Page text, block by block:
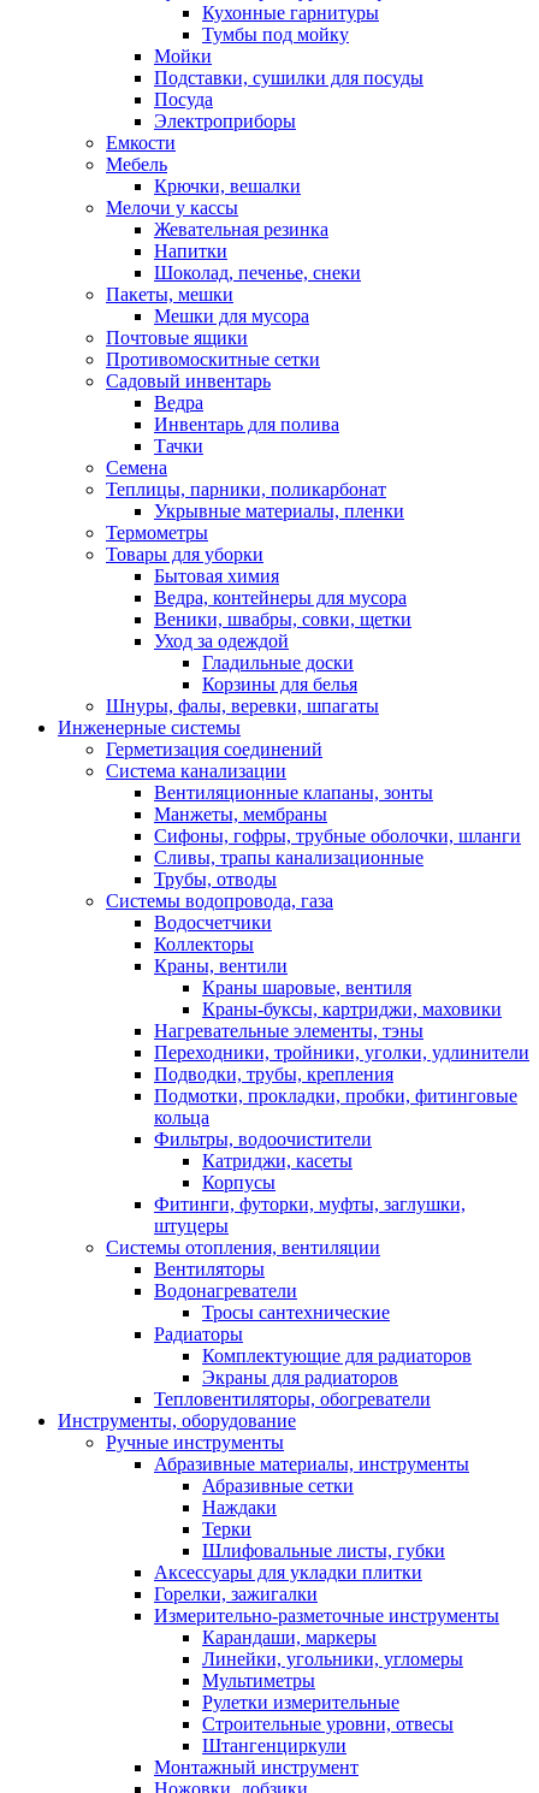
Кухонные гарнитуры
Тумбы под мойку
Мойки
Подставки, сушилки для посуды
Посуда
Электроприборы
Емкости
Мебель
Крючки, вешалки
Мелочи у кассы
Жевательная резинка
Напитки
Шоколад, печенье, снеки
Пакеты, мешки
Мешки для мусора
Почтовые ящики
Противомоскитные сетки
Садовый инвентарь
Ведра
Инвентарь для полива
Тачки
Семена
Теплицы, парники, поликарбонат
Укрывные материалы, пленки
Термометры
Товары для уборки
Бытовая химия
Ведра, контейнеры для мусора
Веники, швабры, совки, щетки
Уход за одеждой
Гладильные доски
Корзины для белья
Шнуры, фалы, веревки, шпагаты
Инженерные системы
Герметизация соединений
Система канализации
Вентиляционные клапаны, зонты
Манжеты, мембраны
Сифоны, гофры, трубные оболочки, шланги
Сливы, трапы канализационные
Трубы, отводы
Системы водопровода, газа
Водосчетчики
Коллекторы
Краны, вентили
Краны шаровые, вентиля
Краны-буксы, картриджи, маховики
Нагревательные элементы, тэны
Переходники, тройники, уголки, удлинители
Подводки, трубы, крепления
Подмотки, прокладки, пробки, фитинговые
кольца
Фильтры, водоочистители
Катриджи, касеты
Корпусы
Фитинги, футорки, муфты, заглушки,
штуцеры
Системы отопления, вентиляции
Вентиляторы
Водонагреватели
Тросы сантехнические
Радиаторы
Комплектующие для радиаторов
Экраны для радиаторов
Тепловентиляторы, обогреватели
Инструменты, оборудование
Ручные инструменты
Абразивные материалы, инструменты
Абразивные сетки
Наждаки
Терки
Шлифовальные листы, губки
Аксессуары для укладки плитки
Горелки, зажигалки
Измерительно-разметочные инструменты
Карандаши, маркеры
Линейки, угольники, угломеры
Мультиметры
Рулетки измерительные
Строительные уровни, отвесы
Штангенциркули
Монтажный инструмент
Ножовки, лобзики